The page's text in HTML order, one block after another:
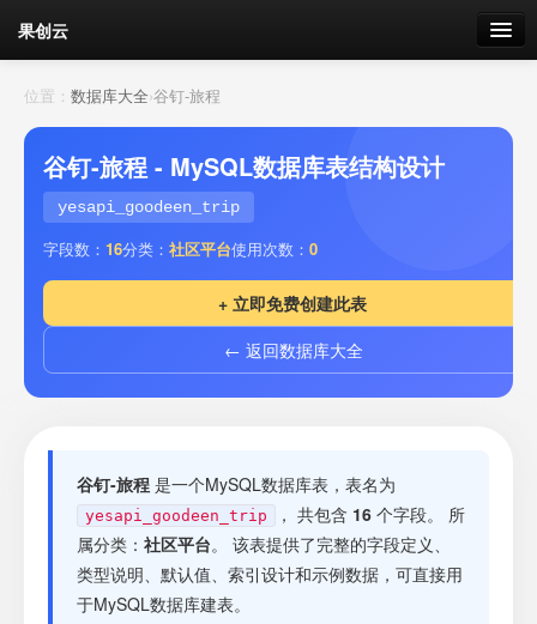
果创云
数据表单
API接口
云存储
我的
套餐 加流量
位置： 数据库大全›谷钉-旅程
谷钉-旅程 - MySQL数据库表结构设计
yesapi_goodeen_trip
字段数： 16分类： 社区平台使用次数： 0
+ 立即免费创建此表
← 返回数据库大全
谷钉-旅程 是一个MySQL数据库表，表名为
yesapi_goodeen_trip ， 共包含 16 个字段。 所
属分类： 社区平台。 该表提供了完整的字段定义、
类型说明、默认值、索引设计和示例数据，可直接用
于MySQL数据库建表。